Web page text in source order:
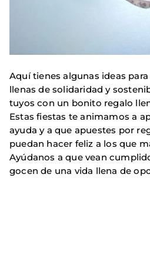
Aquí tienes algunas ideas
llenas de solidaridad y
tuyos con un bonito regalo
Estas fiestas te animamos a
ayuda y a que apuestes por
puedan hacer feliz a los que
Ayúdanos a que vean
gocen de una vida llena de